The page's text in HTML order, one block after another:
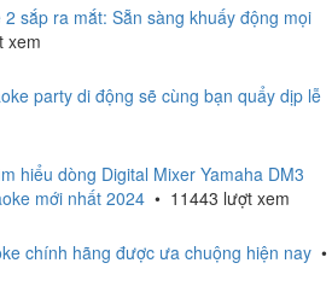
sắp ra mắt: Sẵn sàng khuấy động mọi
xem
party di động sẽ cùng bạn quẩy dịp lễ
hiểu dòng Digital Mixer Yamaha DM3
mới nhất 2024 • 11443 lượt xem
chính hãng được ưa chuộng hiện nay •